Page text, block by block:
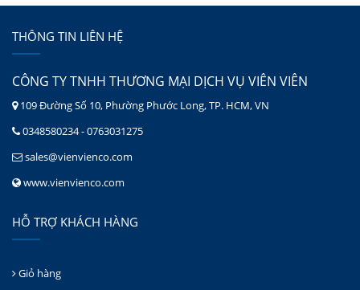
THÔNG TIN LIÊN HỆ
CÔNG TY TNHH THƯƠNG MẠI DỊCH VỤ VIÊN VIÊN
109 Đường Số 10, Phường Phước Long, TP. HCM, VN
0348580234 - 0763031275
sales@vienvienco.com
www.vienvienco.com
HỖ TRỢ KHÁCH HÀNG
Giỏ hàng